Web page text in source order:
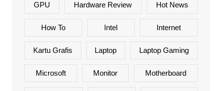
GPU Hardware Review Hot News
How To Intel Internet
Kartu Grafis Laptop Laptop Gaming
Microsoft Monitor Motherboard